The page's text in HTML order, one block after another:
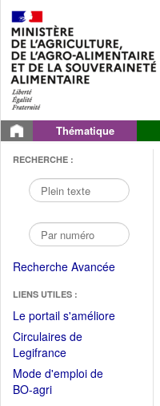
Thématique
RECHERCHE :
Recherche Avancée
LIENS UTILES :
Le portail s'améliore(Fichier
Circulaires de
Legifrance(Ouvrir
dans
une
Mode d'emploi de
BO-agri(Ouvrir